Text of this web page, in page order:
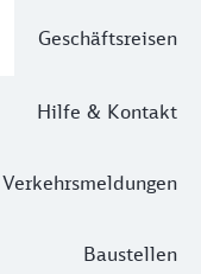
Geschäftsreisen
Hilfe & Kontakt
Verkehrsmeldungen
Baustellen